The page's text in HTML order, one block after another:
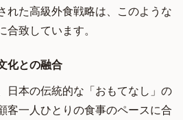
れた高級外食戦略は、このような
致しています。
化との融合
日本の伝統的な「おもてなし」の
客一人ひとりの食事のペースに合